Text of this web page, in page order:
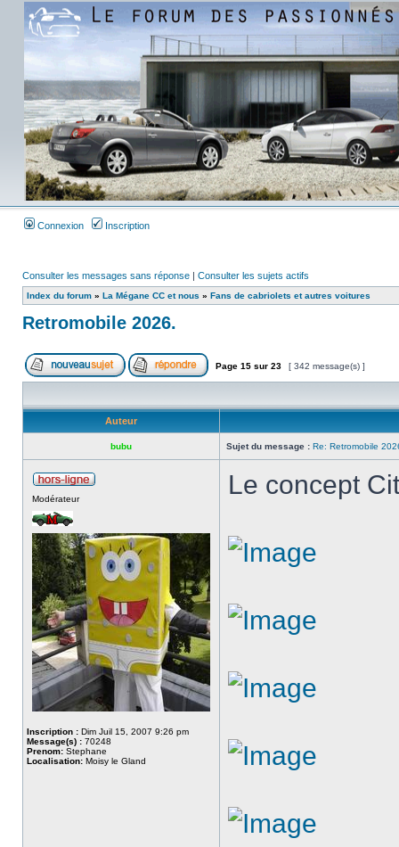
Connexion Inscription
Consulter les messages sans réponse | Consulter les sujets actifs
Index du forum » La Mégane CC et nous » Fans de cabriolets et autres voitures
Retromobile 2026.
Page 15 sur 23 [ 342 message(s) ]
Auteur
bubu Sujet du message : Re: Retromobile
Modérateur
Inscription : Dim Juil 15, 2007 9:26 pm
Message(s) : 70248
Prenom: Stephane
Localisation: Moisy le Gland
Le concept